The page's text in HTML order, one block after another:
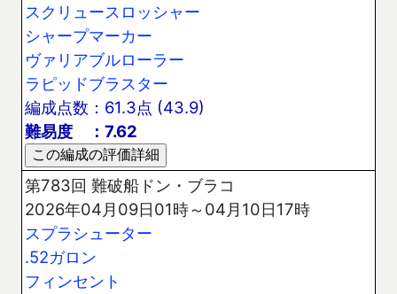
スクリュースロッシャー
シャープマーカー
ヴァリアブルローラー
ラピッドブラスター
編成点数：61.3点 (43.9)
難易度 ：7.62
第783回 難破船ドン・ブラコ
2026年04月09日01時～04月10日17時
スプラシューター
.52ガロン
フィンセント